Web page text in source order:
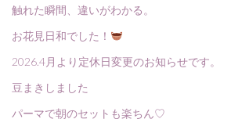
触れた瞬間、違いがわかる。
お花見日和でした！
2026.4月より定休日変更のお知らせです。
豆まきしました
パーマで朝のセットも楽ちん♡